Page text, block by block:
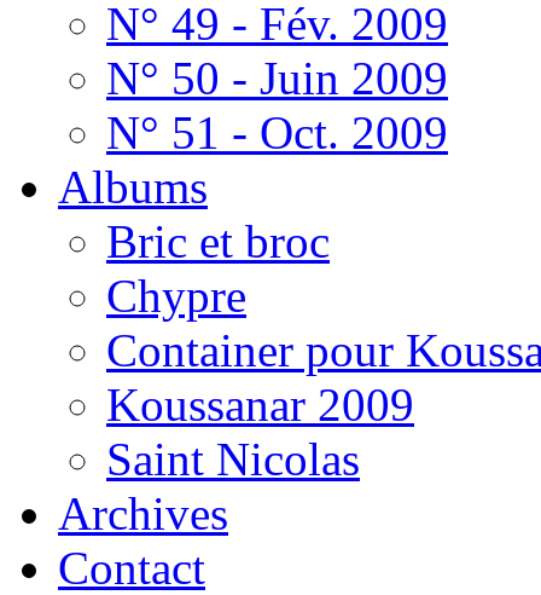
N° 49 - Fév. 2009
N° 50 - Juin 2009
N° 51 - Oct. 2009
Albums
Bric et broc
Chypre
Container pour
Koussanar 2009
Saint Nicolas
Archives
Contact